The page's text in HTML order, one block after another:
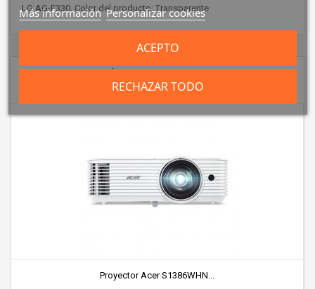
LG AG-F330. Color del producto: Transparente
Proyector Acer S1386WHN...
Más información Personalizar cookies
RECHAZAR TODO
ACEPTO